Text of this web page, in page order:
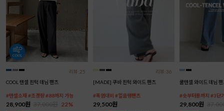
리뷰:25
COOL 텐셀 핀턱 데님 팬츠
#텐셀소재 #초경량 #88까지 가능
28,900원 22%
리뷰:36
[MADE] 쿠바 핀턱 와이드 팬츠
#폭염대비 #얼음땡팬츠
29,500원
쿨텐셀 와이드 데님 팬
#숏부터롱까지 #3단
29,800원